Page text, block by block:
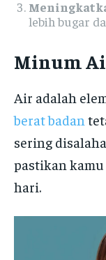
lebih bugar
Minum
Air adalah
berat badan
sering
pastikan
hari.